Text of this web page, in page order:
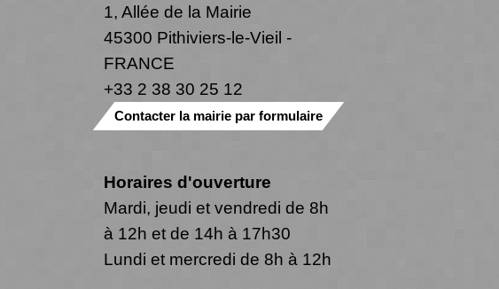
1, Allée de la Mairie
45300 Pithiviers-le-Vieil -
FRANCE
+33 2 38 30 25 12
Contacter la mairie par formulaire
Horaires d'ouverture
Mardi, jeudi et vendredi de 8h
à 12h et de 14h à 17h30
Lundi et mercredi de 8h à 12h